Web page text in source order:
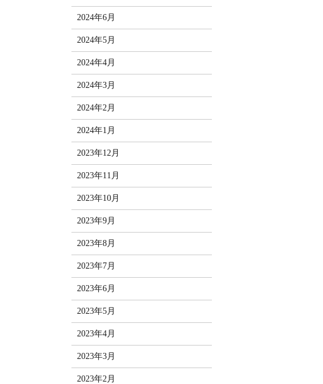
2024年6月
2024年5月
2024年4月
2024年3月
2024年2月
2024年1月
2023年12月
2023年11月
2023年10月
2023年9月
2023年8月
2023年7月
2023年6月
2023年5月
2023年4月
2023年3月
2023年2月